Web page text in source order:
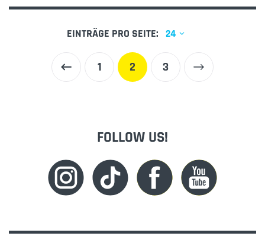
EINTRÄGE PRO SEITE: 24
1 2 3
FOLLOW US!